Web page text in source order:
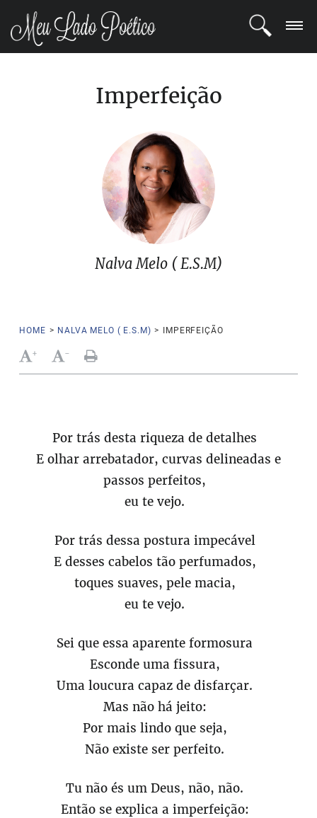
Imperfeição
Nalva Melo ( E.S.M)
HOME > NALVA MELO ( E.S.M) > IMPERFEIÇÃO
+ -
Por trás desta riqueza de detalhes
E olhar arrebatador, curvas delineadas e
passos perfeitos,
eu te vejo.
Por trás dessa postura impecável
E desses cabelos tão perfumados,
toques suaves, pele macia,
eu te vejo.
Sei que essa aparente formosura
Esconde uma fissura,
Uma loucura capaz de disfarçar.
Mas não há jeito:
Por mais lindo que seja,
Não existe ser perfeito.
Tu não és um Deus, não, não.
Então se explica a imperfeição: